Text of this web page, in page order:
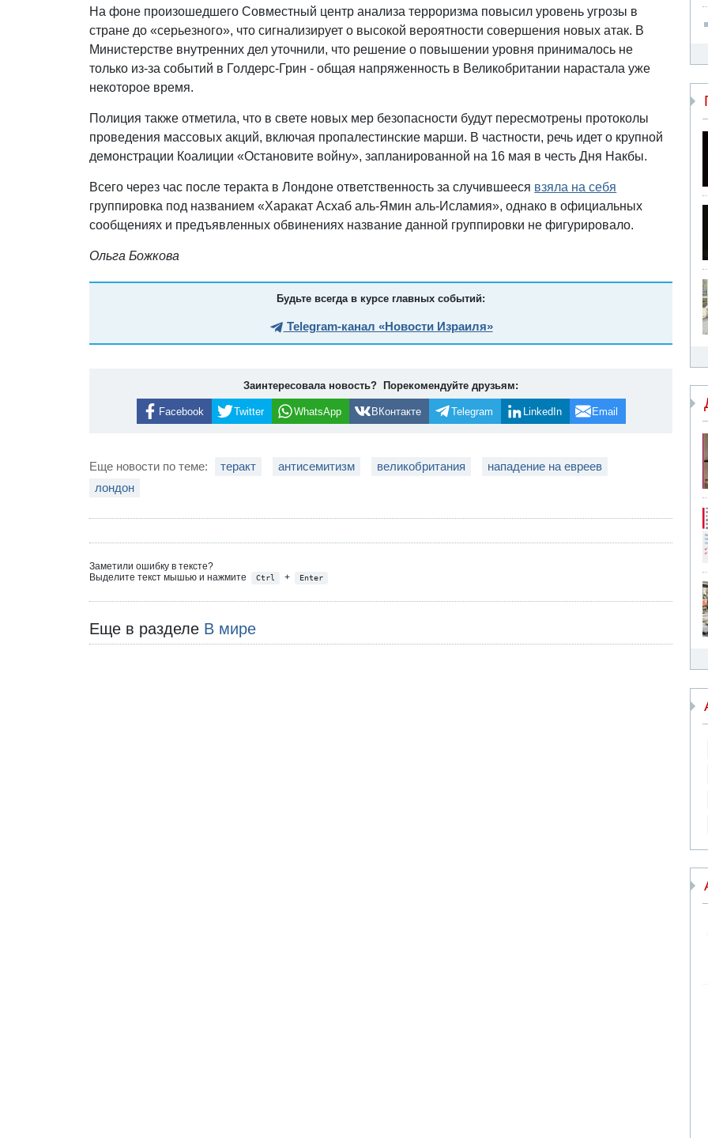
На фоне произошедшего Совместный центр анализа терроризма повысил уровень угрозы в
стране до «серьезного», что сигнализирует о высокой вероятности совершения новых атак. В
Министерстве внутренних дел уточнили, что решение о повышении уровня принималось не
только из-за событий в Голдерс-Грин - общая напряженность в Великобритании нарастала уже
некоторое время.
Полиция также отметила, что в свете новых мер безопасности будут пересмотрены протоколы
проведения массовых акций, включая пропалестинские марши. В частности, речь идет о крупной
демонстрации Коалиции «Остановите войну», запланированной на 16 мая в честь Дня Накбы.
Всего через час после теракта в Лондоне ответственность за случившееся взяла на себя
группировка под названием «Харакат Асхаб аль-Ямин аль-Исламия», однако в официальных
сообщениях и предъявленных обвинениях название данной группировки не фигурировало.
Ольга Божкова
Будьте всегда в курсе главных событий:
Telegram-канал «Новости Израиля»
Заинтересовала новость? Порекомендуйте друзьям:
Facebook Twitter WhatsApp ВКонтакте Telegram LinkedIn Email
Еще новости по теме: теракт антисемитизм великобритания
нападение на евреев
лондон
Заметили ошибку в тексте?
Выделите текст мышью и нажмите
Ctrl + Enter
Еще в разделе В мире